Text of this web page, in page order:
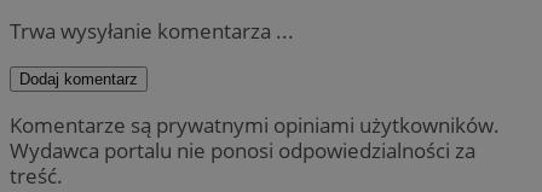
Trwa wysyłanie komentarza ...
Dodaj komentarz
Komentarze są prywatnymi opiniami użytkowników.
Wydawca portalu nie ponosi odpowiedzialności za
treść.